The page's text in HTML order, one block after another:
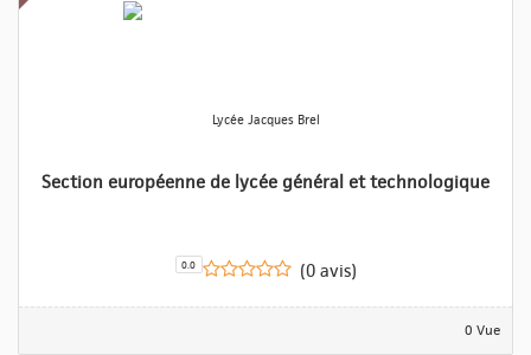
Lycée Jacques Brel
Section européenne de lycée général et technologique
0.0 (0 avis)
0 Vue